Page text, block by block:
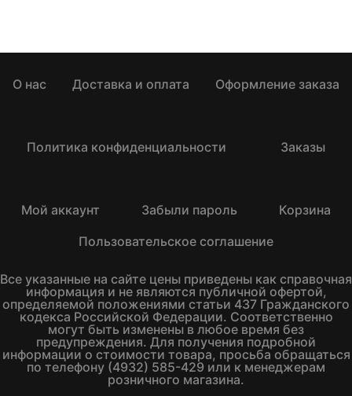
О нас Доставка и оплата Оформление заказа
Политика конфиденциальности Заказы
Мой аккаунт Забыли пароль
Корзина
Пользовательское соглашение
Все указанные на сайте цены приведены как справочная
информация и не являются публичной офертой,
определяемой положениями статьи 437 Гражданского
кодекса Российской Федерации. Соответственно
могут быть изменены в любое время без
предупреждения. Для получения подробной
информации о стоимости товара, просьба обращаться
по телефону (4932) 585-429 или к менеджерам
розничного магазина.